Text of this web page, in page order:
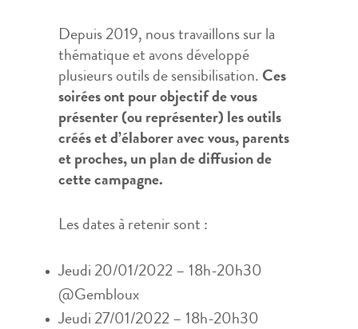
Depuis 2019, nous travaillons sur la
thématique et avons développé
plusieurs outils de sensibilisation. Ces
soirées ont pour objectif de vous
présenter (ou représenter) les outils
créés et d’élaborer avec vous, parents
et proches, un plan de diffusion de
cette campagne.
Les dates à retenir sont :
Jeudi 20/01/2022 – 18h-20h30
@Gembloux
Jeudi 27/01/2022 – 18h-20h30